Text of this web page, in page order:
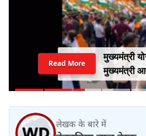
मुख्यमंत्री
मुख्यमंत्री
युवाओं का
Read More
लेखक के बारे में